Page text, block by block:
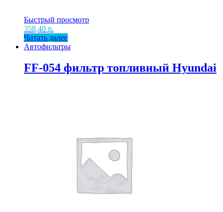
Быстрый просмотр
358,40 р.
Читать далее
Автофильтры
FF-054 фильтр топливный Hyundai